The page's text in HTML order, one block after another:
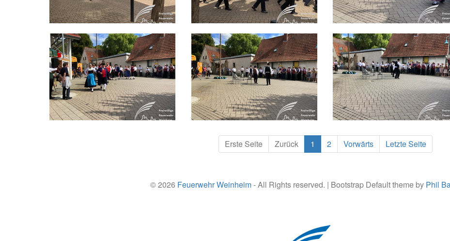
Erste Seite Zurück 1 2 Vorwärts Letzte Seite
© 2026 Feuerwehr Weinheim- All Rights reserved. | Bootstrap Default theme by Phil